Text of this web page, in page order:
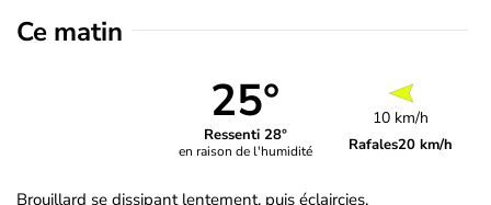
Ce matin
25°
Ressenti 28°
en raison de l'humidité
10 km/h
Rafales20 km/h
Brouillard se dissipant lentement, puis éclaircies.